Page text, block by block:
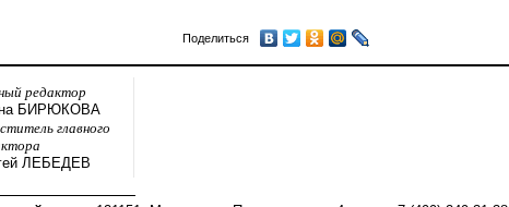
Поделиться
редактор
БИРЮКОВА
главного
ЛЕБЕДЕВ